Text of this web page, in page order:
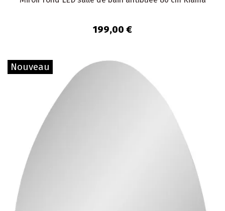
199,00 €
Nouveau